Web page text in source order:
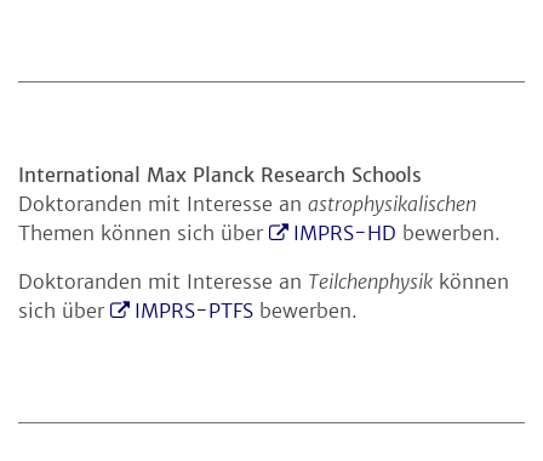
International Max Planck Research Schools
Doktoranden mit Interesse an astrophysikalischen
Themen können sich über
IMPRS-HD bewerben.
Doktoranden mit Interesse an Teilchenphysik können
sich über
IMPRS-PTFS bewerben.